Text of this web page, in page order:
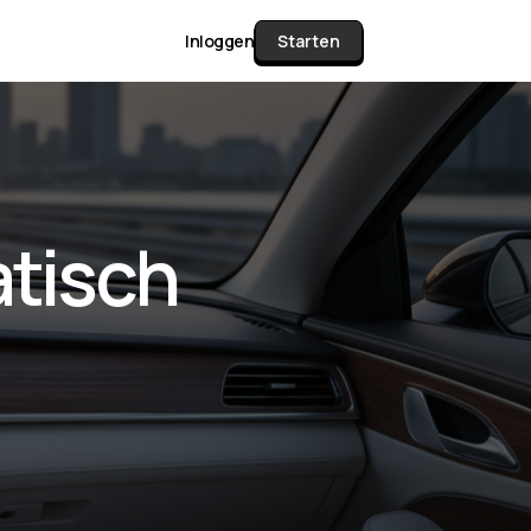
Matrix
alle pakketten en mogelijkheden
documenten verzamelen en facturen
tot controleren, boeken, bank
Inloggen Starten